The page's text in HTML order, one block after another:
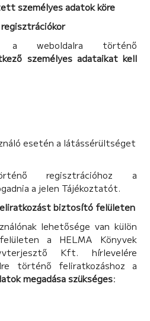
személyes adatok köre
a weboldalra történő
személyes adataikat kell
esetén a látássérültséget
regisztrációhoz a
a jelen Tájékoztatót.
biztosító felületen
lehetősége van külön
a HELMA Könyvek
Kft. hírlevelére
történő feliratkozáshoz a
megadása szükséges: